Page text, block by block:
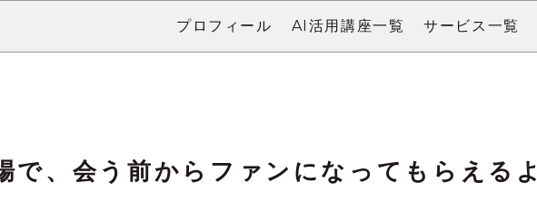
プロフィール AI活用講座一覧 サービス一覧
で、会う前からファンになってもらえるよ